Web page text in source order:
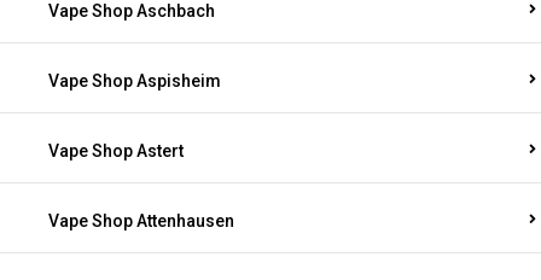
Vape Shop Aschbach
Vape Shop Aspisheim
Vape Shop Astert
Vape Shop Attenhausen